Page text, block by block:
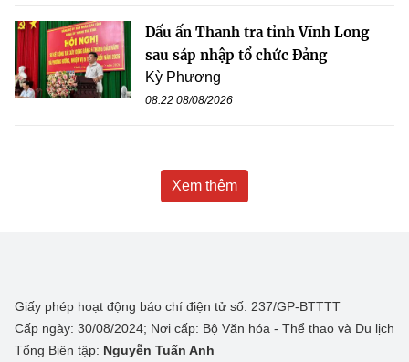
Dấu ấn Thanh tra tỉnh Vĩnh Long
sau sáp nhập tổ chức Đảng
Kỳ Phương
08:22 08/08/2026
Xem thêm
Giấy phép hoạt động báo chí điện tử số: 237/GP-BTTTT
Cấp ngày: 30/08/2024; Nơi cấp: Bộ Văn hóa - Thể thao và Du lịch
Tổng Biên tập: Nguyễn Tuấn Anh